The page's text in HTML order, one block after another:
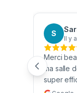
S
Il y
Merci
ma salle
super